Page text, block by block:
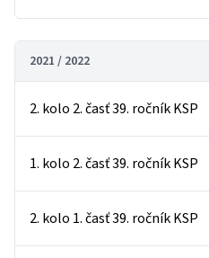
2021 / 2022
2. kolo 2. časť 39. ročník KSP
1. kolo 2. časť 39. ročník KSP
2. kolo 1. časť 39. ročník KSP